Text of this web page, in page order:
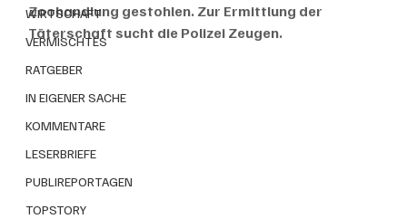
WIRTSCHAFT
VERMISCHTES
RATGEBER
IN EIGENER SACHE
KOMMENTARE
LESERBRIEFE
PUBLIREPORTAGEN
TOPSTORY
Zoohandlung gestohlen. Zur Ermittlung der
Täterschaft sucht die Polizei Zeugen.